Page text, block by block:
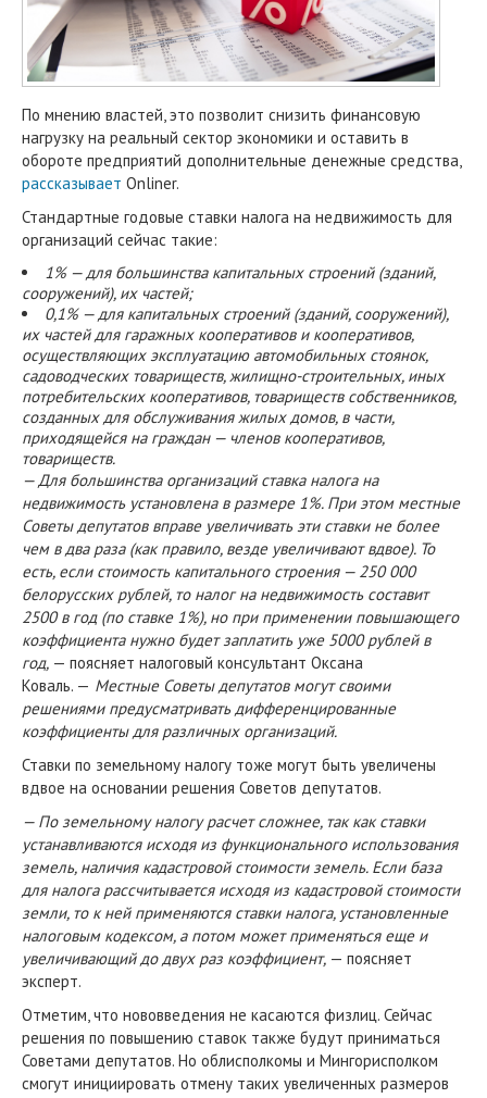
По мнению властей, это позволит снизить финансовую
нагрузку на реальный сектор экономики и оставить в
обороте предприятий дополнительные денежные средства,
рассказывает Onliner.
Стандартные годовые ставки налога на недвижимость для
организаций сейчас такие:
1% — для большинства капитальных строений (зданий,
сооружений), их частей;
0,1% — для капитальных строений (зданий, сооружений),
их частей для гаражных кооперативов и кооперативов,
осуществляющих эксплуатацию автомобильных стоянок,
садоводческих товариществ, жилищно-строительных, иных
потребительских кооперативов, товариществ собственников,
созданных для обслуживания жилых домов, в части,
приходящейся на граждан — членов кооперативов,
товариществ.
— Для большинства организаций ставка налога на
недвижимость установлена в размере 1%. При этом местные
Советы депутатов вправе увеличивать эти ставки не более
чем в два раза (как правило, везде увеличивают вдвое). То
есть, если стоимость капитального строения — 250 000
белорусских рублей, то налог на недвижимость составит
2500 в год (по ставке 1%), но при применении повышающего
коэффициента нужно будет заплатить уже 5000 рублей в
год, — поясняет налоговый консультант Оксана
Коваль. — Местные Советы депутатов могут своими
решениями предусматривать дифференцированные
коэффициенты для различных организаций.
Ставки по земельному налогу тоже могут быть увеличены
вдвое на основании решения Советов депутатов.
— По земельному налогу расчет сложнее, так как ставки
устанавливаются исходя из функционального использования
земель, наличия кадастровой стоимости земель. Если база
для налога рассчитывается исходя из кадастровой стоимости
земли, то к ней применяются ставки налога, установленные
налоговым кодексом, а потом может применяться еще и
увеличивающий до двух раз коэффициент, — поясняет
эксперт.
Отметим, что нововведения не касаются физлиц. Сейчас
решения по повышению ставок также будут приниматься
Советами депутатов. Но облисполкомы и Мингорисполком
смогут инициировать отмену таких увеличенных размеров